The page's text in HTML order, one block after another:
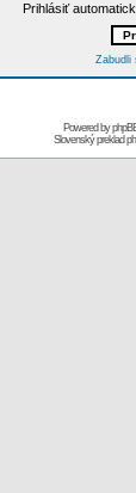
Prihlásiť
Zabudli
Powered by
Slovenský preklad